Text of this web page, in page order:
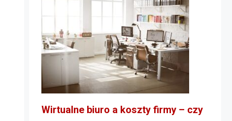
Wirtualne biuro a koszty firmy – czy